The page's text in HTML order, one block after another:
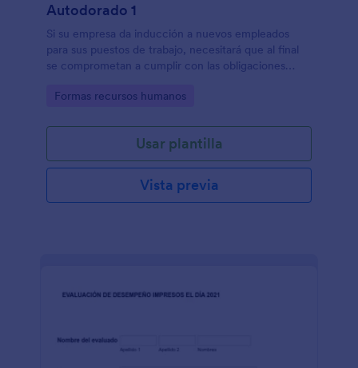
Autodorado 1
Si su empresa da inducción a nuevos empleados
para sus puestos de trabajo, necesitará que al final
se comprometan a cumplir con las obligaciones
de la empresa. Esta plantilla es un buen ejemplo para
Go to Category:
Formas recursos humanos
Usar plantilla
Vista previa